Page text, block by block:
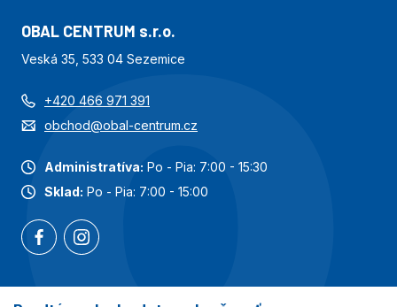
OBAL CENTRUM s.r.o.
Veská 35, 533 04 Sezemice
+420 466 971 391
obchod@obal-centrum.cz
Administratíva: Po - Pia: 7:00 - 15:30
Sklad: Po - Pia: 7:00 - 15:00